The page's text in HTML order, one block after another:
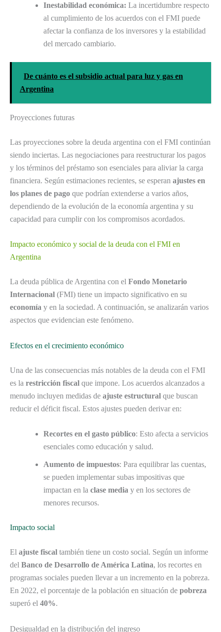
Inestabilidad económica: La incertidumbre respecto
al cumplimiento de los acuerdos con el FMI puede
afectar la confianza de los inversores y la estabilidad
del mercado cambiario.
De cuánto es el subsidio actual para luz y gas en
Argentina
Proyecciones futuras
Las proyecciones sobre la deuda argentina con el FMI continúan
siendo inciertas. Las negociaciones para reestructurar los pagos
y los términos del préstamo son esenciales para aliviar la carga
financiera. Según estimaciones recientes, se esperan ajustes en
los planes de pago que podrían extenderse a varios años,
dependiendo de la evolución de la economía argentina y su
capacidad para cumplir con los compromisos acordados.
Impacto económico y social de la deuda con el FMI en
Argentina
La deuda pública de Argentina con el Fondo Monetario
Internacional (FMI) tiene un impacto significativo en su
economía y en la sociedad. A continuación, se analizarán varios
aspectos que evidencian este fenómeno.
Efectos en el crecimiento económico
Una de las consecuencias más notables de la deuda con el FMI
es la restricción fiscal que impone. Los acuerdos alcanzados a
menudo incluyen medidas de ajuste estructural que buscan
reducir el déficit fiscal. Estos ajustes pueden derivar en:
Recortes en el gasto público: Esto afecta a servicios
esenciales como educación y salud.
Aumento de impuestos: Para equilibrar las cuentas,
se pueden implementar subas impositivas que
impactan en la clase media y en los sectores de
menores recursos.
Impacto social
El ajuste fiscal también tiene un costo social. Según un informe
del Banco de Desarrollo de América Latina, los recortes en
programas sociales pueden llevar a un incremento en la pobreza.
En 2022, el porcentaje de la población en situación de pobreza
superó el 40%.
Desigualdad en la distribución del ingreso